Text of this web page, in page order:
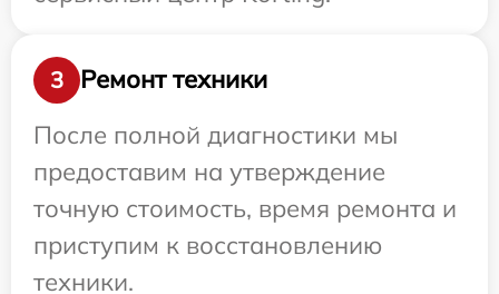
3
Ремонт техники
После полной диагностики мы
предоставим на утверждение
точную стоимость, время ремонта и
приступим к восстановлению
техники.